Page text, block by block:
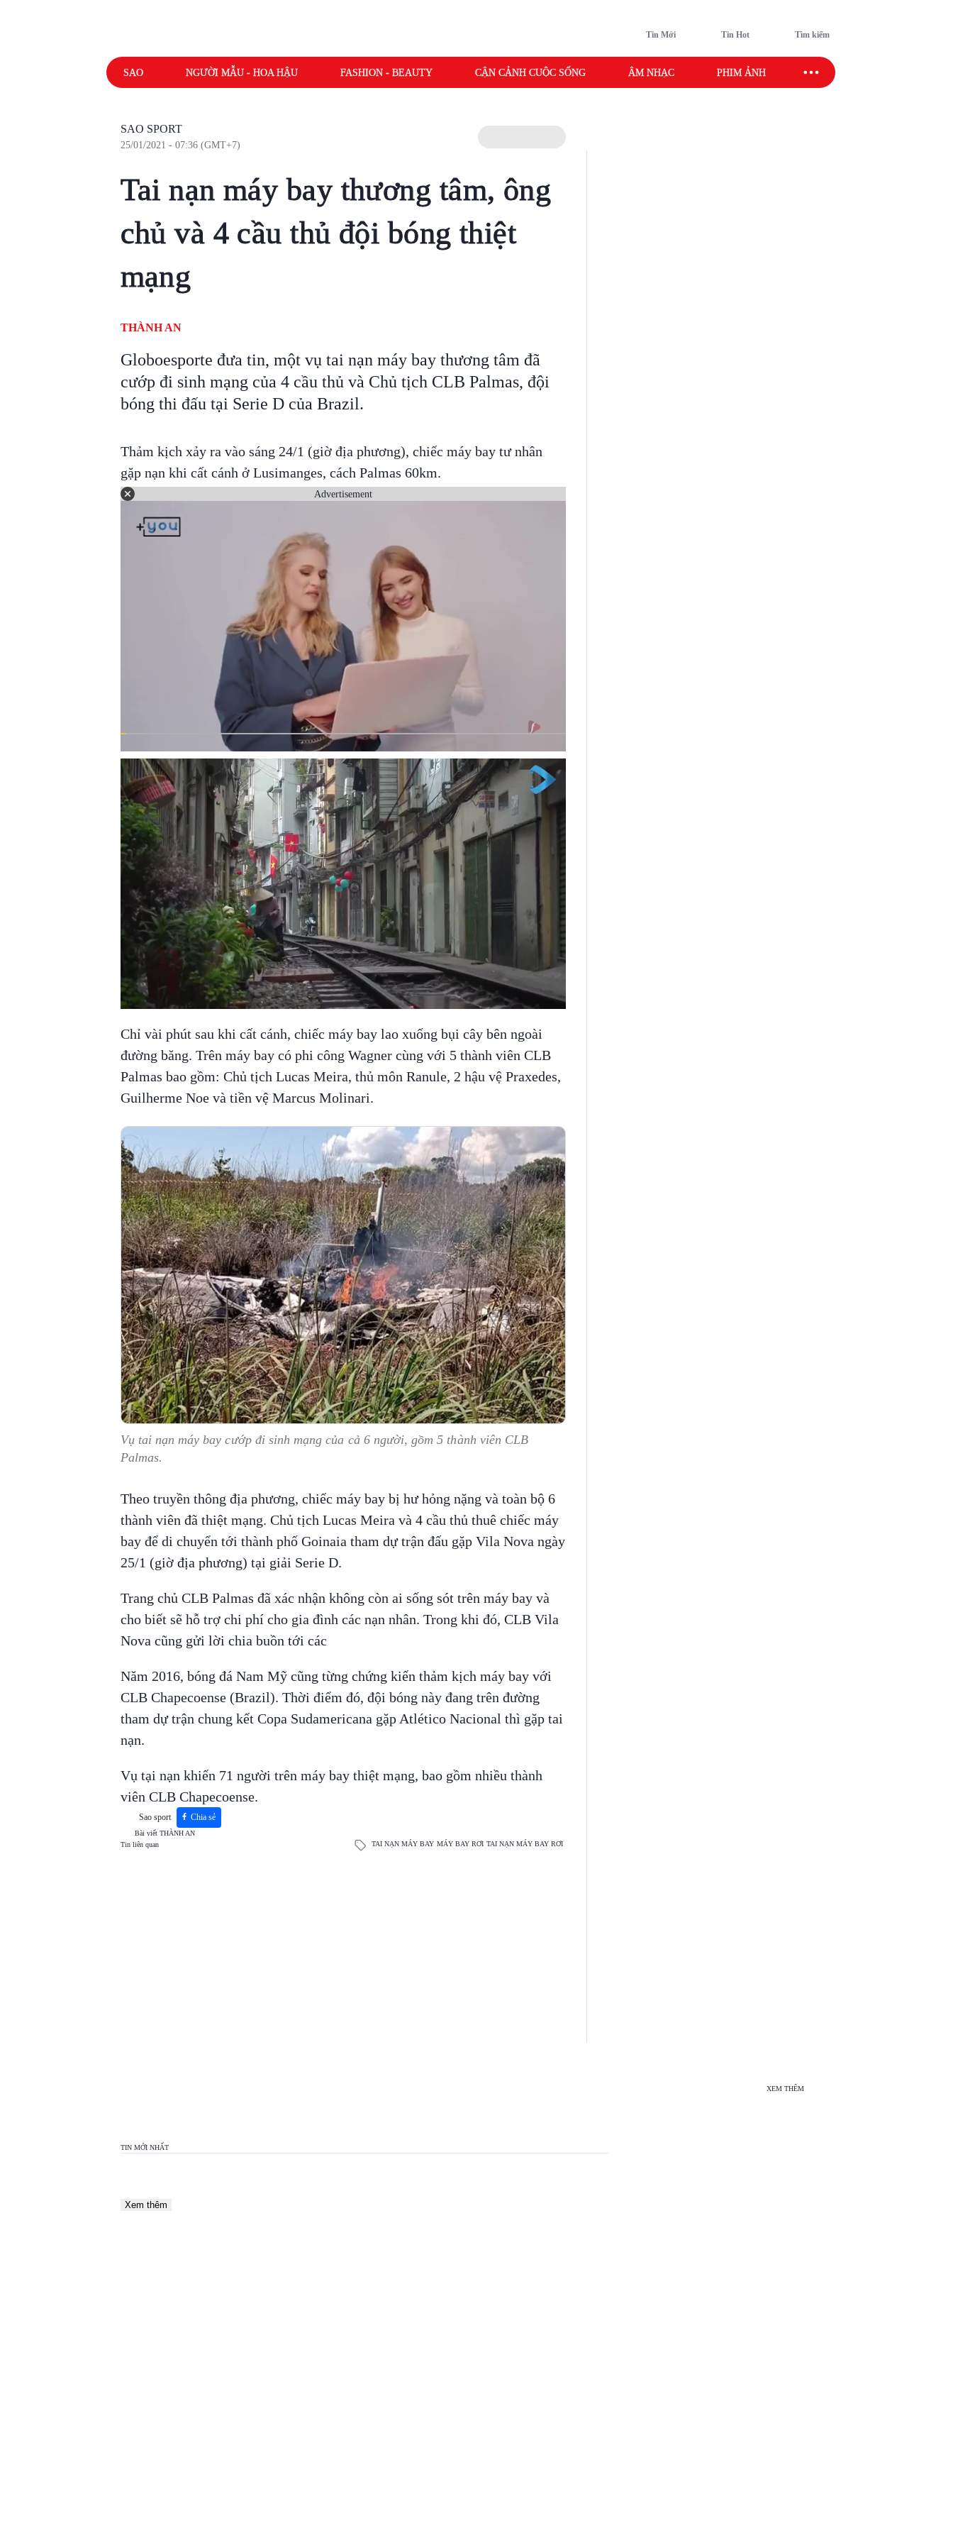
Tin Mới Tin Hot Tìm kiếm
SAO NGƯỜI MẪU - HOA HẬU FASHION - BEAUTY CẬN CẢNH CUỘC SỐNG ÂM NHẠC PHIM ẢNH SAO SPORT
SAO SPORT
25/01/2021 - 07:36 (GMT+7)
Tai nạn máy bay thương tâm, ông
chủ và 4 cầu thủ đội bóng thiệt
mạng
THÀNH AN
Globoesporte đưa tin, một vụ tai nạn máy bay thương tâm đã
cướp đi sinh mạng của 4 cầu thủ và Chủ tịch CLB Palmas, đội
bóng thi đấu tại Serie D của Brazil.
Thảm kịch xảy ra vào sáng 24/1 (giờ địa phương), chiếc máy bay tư nhân
gặp nạn khi cất cánh ở Lusimanges, cách Palmas 60km.
Advertisement
Chỉ vài phút sau khi cất cánh, chiếc máy bay lao xuống bụi cây bên ngoài
đường băng. Trên máy bay có phi công Wagner cùng với 5 thành viên CLB
Palmas bao gồm: Chủ tịch Lucas Meira, thủ môn Ranule, 2 hậu vệ Praxedes,
Guilherme Noe và tiền vệ Marcus Molinari.
Vụ tai nạn máy bay cướp đi sinh mạng của cả 6 người, gồm 5 thành viên CLB
Palmas.
Theo truyền thông địa phương, chiếc máy bay bị hư hỏng nặng và toàn bộ 6
thành viên đã thiệt mạng. Chủ tịch Lucas Meira và 4 cầu thủ thuê chiếc máy
bay để di chuyển tới thành phố Goinaia tham dự trận đấu gặp Vila Nova ngày
25/1 (giờ địa phương) tại giải Serie D.
Trang chủ CLB Palmas đã xác nhận không còn ai sống sót trên máy bay và
cho biết sẽ hỗ trợ chi phí cho gia đình các nạn nhân. Trong khi đó, CLB Vila
Nova cũng gửi lời chia buồn tới các
Năm 2016, bóng đá Nam Mỹ cũng từng chứng kiến thảm kịch máy bay với
CLB Chapecoense (Brazil). Thời điểm đó, đội bóng này đang trên đường
tham dự trận chung kết Copa Sudamericana gặp Atlético Nacional thì gặp tai
nạn.
Vụ tại nạn khiến 71 người trên máy bay thiệt mạng, bao gồm nhiều thành
viên CLB Chapecoense.
Sao sport Chia sẻ
Bài viết THÀNH AN
Tin liên quan
TAI NẠN MÁY BAY MÁY BAY RƠI TAI NẠN MÁY BAY RƠI
XEM THÊM
TIN MỚI NHẤT
Xem thêm